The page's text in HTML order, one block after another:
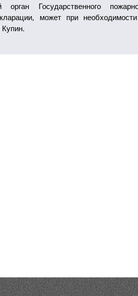
орган Государственного
может при